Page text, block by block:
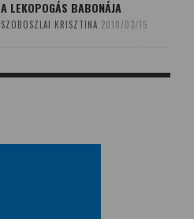
A LEKOPOGÁS BABONÁJA
SZOBOSZLAI KRISZTINA 2018/03/15